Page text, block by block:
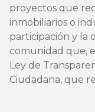
proyectos que
inmobiliarios o
participación y la
comunidad que,
Ley de
Ciudadana, que